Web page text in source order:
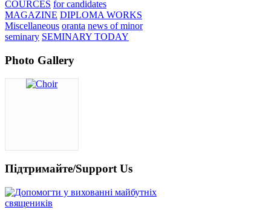
COURCES for candidates
MAGAZINE DIPLOMA WORKS
Miscellaneous oranta news of minor
seminary SEMINARY TODAY
Photo Gallery
Підтримайте/Support Us